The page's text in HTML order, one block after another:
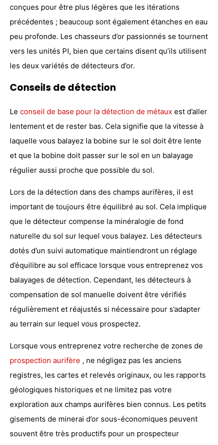
conçues pour être plus légères que les itérations
précédentes ; beaucoup sont également étanches en eau
peu profonde. Les chasseurs d’or passionnés se tournent
vers les unités PI, bien que certains disent qu’ils utilisent
les deux variétés de détecteurs d’or.
Conseils de détection
Le conseil de base pour la détection de métaux est d’aller
lentement et de rester bas. Cela signifie que la vitesse à
laquelle vous balayez la bobine sur le sol doit être lente
et que la bobine doit passer sur le sol en un balayage
régulier aussi proche que possible du sol.
Lors de la détection dans des champs aurifères, il est
important de toujours être équilibré au sol. Cela implique
que le détecteur compense la minéralogie de fond
naturelle du sol sur lequel vous balayez. Les détecteurs
dotés d’un suivi automatique maintiendront un réglage
d’équilibre au sol efficace lorsque vous entreprenez vos
balayages de détection. Cependant, les détecteurs à
compensation de sol manuelle doivent être vérifiés
régulièrement et réajustés si nécessaire pour s’adapter
au terrain sur lequel vous prospectez.
Lorsque vous entreprenez votre recherche de zones de
prospection aurifère , ne négligez pas les anciens
registres, les cartes et relevés originaux, ou les rapports
géologiques historiques et ne limitez pas votre
exploration aux champs aurifères bien connus. Les petits
gisements de minerai d’or sous-économiques peuvent
souvent être très productifs pour un prospecteur